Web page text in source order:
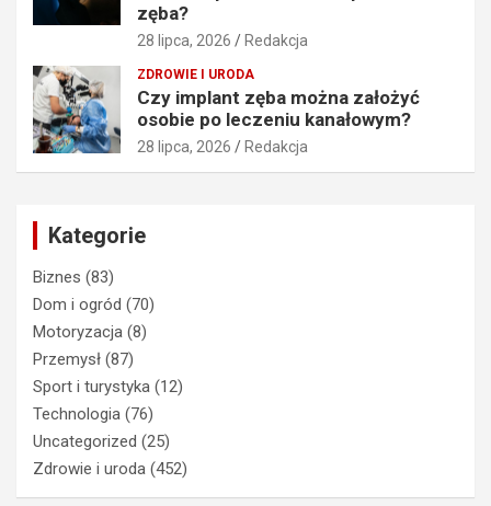
zęba?
28 lipca, 2026 Redakcja
ZDROWIE I URODA
Czy implant zęba można założyć
osobie po leczeniu kanałowym?
28 lipca, 2026 Redakcja
Kategorie
Biznes (83)
Dom i ogród (70)
Motoryzacja (8)
Przemysł (87)
Sport i turystyka (12)
Technologia (76)
Uncategorized (25)
Zdrowie i uroda (452)